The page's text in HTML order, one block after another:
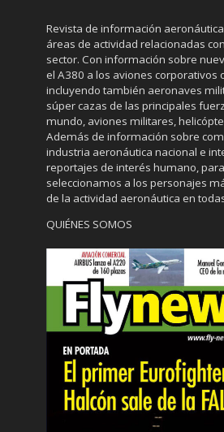
Revista de información
áreas de actividad relacionadas
sector. Con información sobre
el A380 a los aviones corporativos
incluyendo también aeronaves
súper cazas de las principales
mundo, aviones militares,
Además de información sobre
industria aeronáutica nacional e
reportajes de interés humano,
seleccionamos a los personajes
de la actividad aeronáutica en
QUIÉNES SOMOS